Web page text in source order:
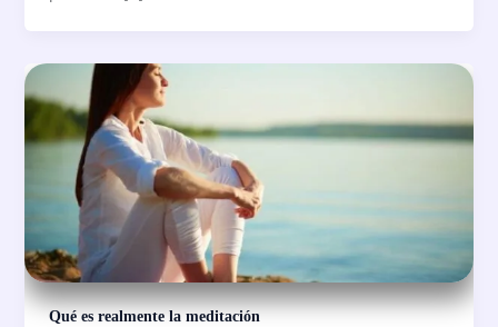
Qué es realmente la meditación